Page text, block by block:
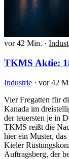
vor 42 Min. ·
TKMS Aktie:
Industrie · vor 42
Vier Fregatten für
Kanada im
der teuersten je in
TKMS reißt die
hier ein Muster,
Kieler
Auftragsberg, der